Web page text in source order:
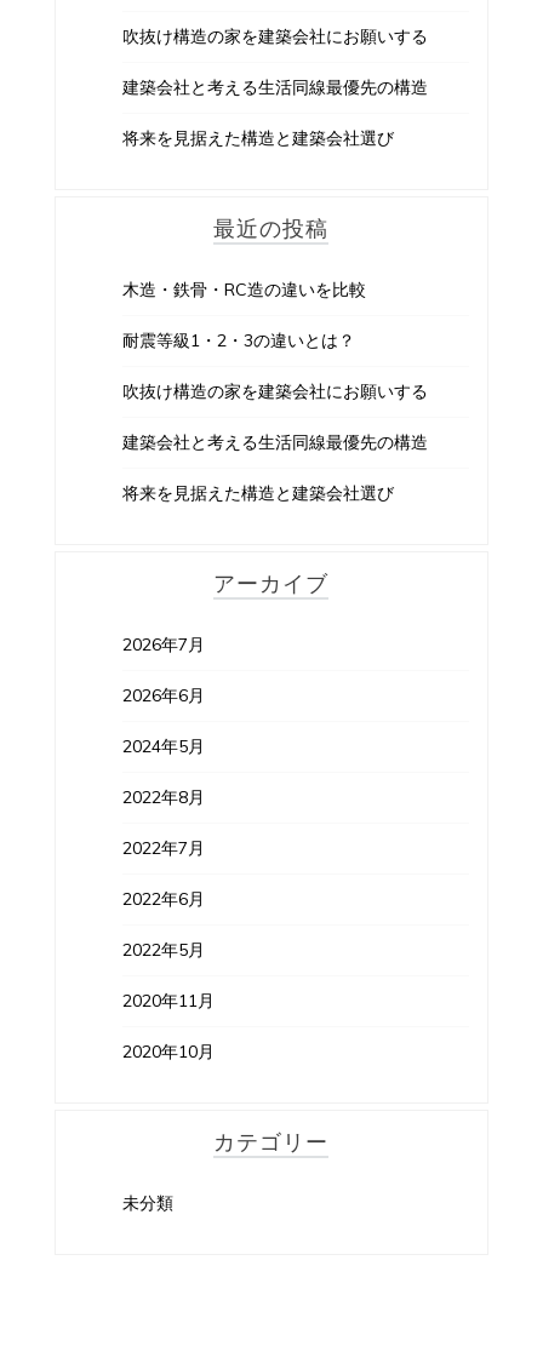
吹抜け構造の家を建築会社にお願いする
建築会社と考える生活同線最優先の構造
将来を見据えた構造と建築会社選び
最近の投稿
木造・鉄骨・RC造の違いを比較
耐震等級1・2・3の違いとは？
吹抜け構造の家を建築会社にお願いする
建築会社と考える生活同線最優先の構造
将来を見据えた構造と建築会社選び
アーカイブ
2026年7月
2026年6月
2024年5月
2022年8月
2022年7月
2022年6月
2022年5月
2020年11月
2020年10月
カテゴリー
未分類